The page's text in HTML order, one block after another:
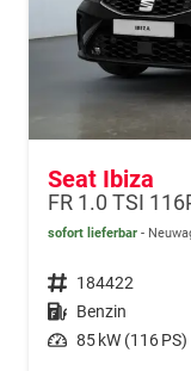
Seat Ibiza
sofort lieferbar
Fahrzeugnr. 184422
Kraftstoff Benzin
Leistung 85 kW (116 PS)